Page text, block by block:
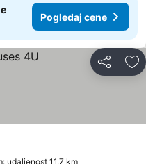
Pogledaj cene
Deli
udaljenost 11.7 km